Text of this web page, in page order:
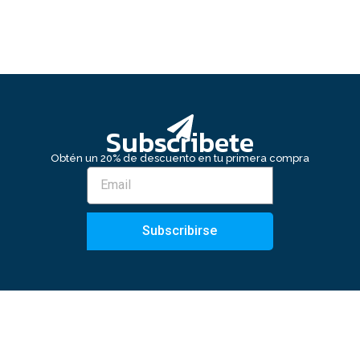
Subscribete
Obtén un 20% de descuento en tu primera compra
Subscribirse